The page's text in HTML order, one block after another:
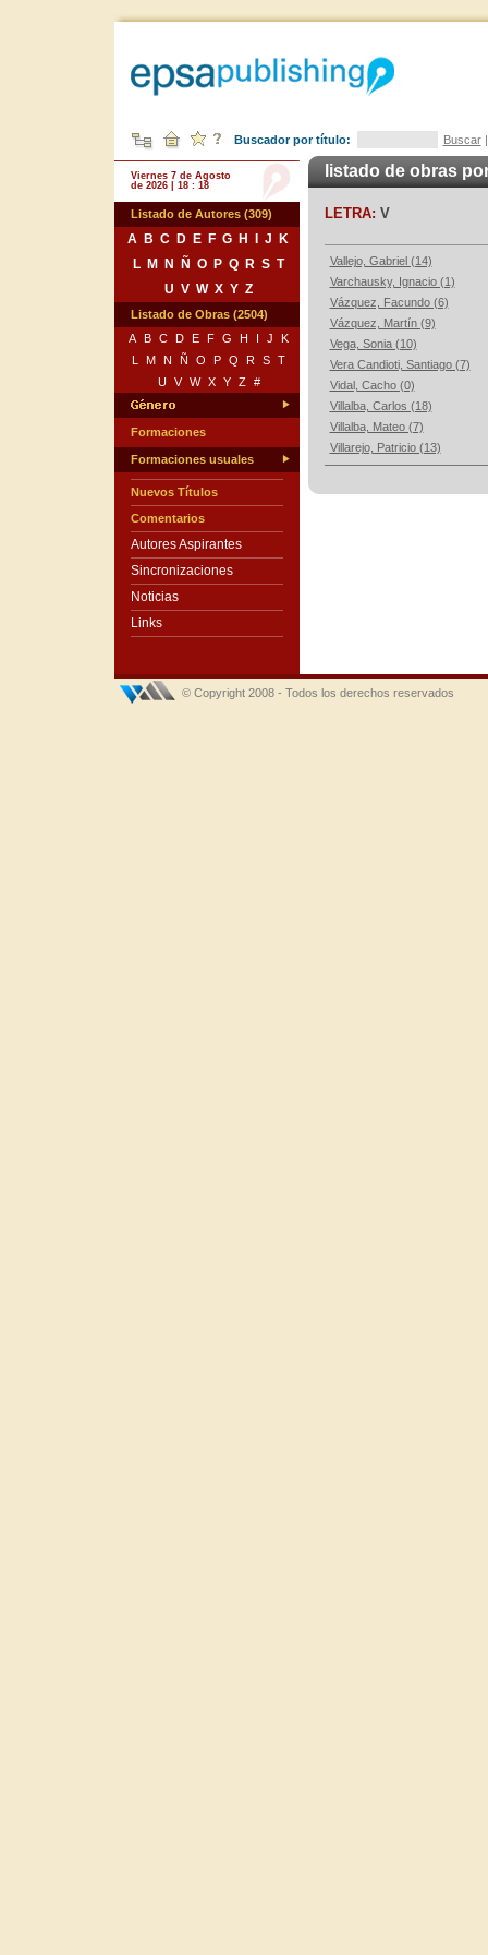
Buscador por título: Buscar
Viernes 7 de Agosto
de 2026 | 18 : 18
Listado de Autores (309)
A B C D E F G H J
K
L
M N Ñ O P Q R S T
U V W X Y Z
Listado de Obras (2504)
A
B C D E F G H I J
K
L
M N Ñ O P Q R S T
U
V W X Y Z #
Formaciones
Formaciones usuales
Nuevos Títulos
Comentarios
Autores Aspirantes
Sincronizaciones
Noticias
Links
listado de obras
LETRA: V
Vallejo, Gabriel (14)
Varchausky, Ignacio (1)
Vázquez, Facundo (6)
Vázquez, Martín (9)
Vega, Sonia (10)
Vera Candioti, Santiago (7)
Vidal, Cacho (0)
Villalba, Carlos (18)
Villalba, Mateo (7)
Villarejo, Patricio (13)
© Copyright 2008 - Todos los derechos reservados